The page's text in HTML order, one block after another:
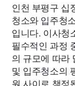
인천 부평구 십
청소와 입주청
입니다. 이사청
필수적인 과정
의 규모에 따라
및 입주청소의
원 사이로 책정